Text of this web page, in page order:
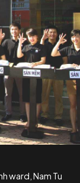
ward, Nam Tu